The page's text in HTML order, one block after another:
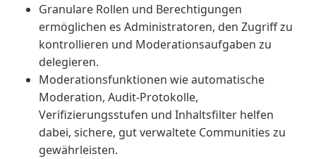
Granulare Rollen und Berechtigungen
ermöglichen es Administratoren, den Zugriff zu
kontrollieren und Moderationsaufgaben zu
delegieren.
Moderationsfunktionen wie automatische
Moderation, Audit-Protokolle,
Verifizierungsstufen und Inhaltsfilter helfen
dabei, sichere, gut verwaltete Communities zu
gewährleisten.